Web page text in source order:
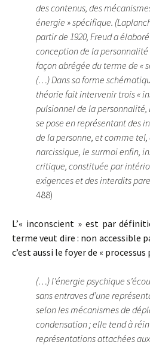
des contenus, des
énergie » spécifique.
partir de 1920, Freud a
conception de la personnalité
façon abrégée du terme de «
(…) Dans sa forme
théorie fait intervenir trois «
pulsionnel de la
se pose en représentant des
de la personne, et comme
narcissique, le surmoi enfin,
critique, constituée par
exigences et des interdits
488)
L’« inconscient » est par
terme veut dire : non accessible
c’est aussi le foyer de «
(…) l’énergie psychique
sans entraves d’une
selon les mécanismes de
condensation ; elle tend à
représentations attachées